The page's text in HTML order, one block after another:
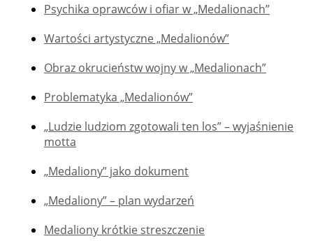
Psychika oprawców i ofiar w „Medalionach”
Wartości artystyczne „Medalionów”
Obraz okrucieństw wojny w „Medalionach”
Problematyka „Medalionów”
„Ludzie ludziom zgotowali ten los” – wyjaśnienie
motta
„Medaliony” jako dokument
„Medaliony” – plan wydarzeń
Medaliony krótkie streszczenie